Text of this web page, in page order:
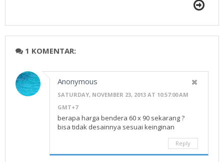
1 KOMENTAR:
Anonymous
SATURDAY, NOVEMBER 23, 2013 AT 10:57:00 AM
GMT+7
berapa harga bendera 60 x 90 sekarang ?
bisa tidak desainnya sesuai keinginan
Reply